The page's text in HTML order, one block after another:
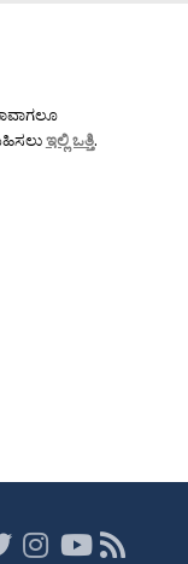
ಇಲ್ಲಿ ಒತ್ತಿ.